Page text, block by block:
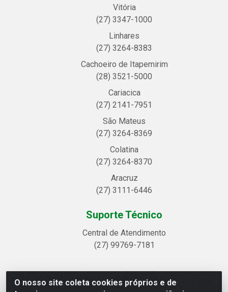
O nosso site coleta cookies próprios e de
Vitória
(27) 3347-1000
Linhares
(27) 3264-8383
Cachoeiro de Itapemirim
(28) 3521-5000
Cariacica
(27) 2141-7951
São Mateus
(27) 3264-8369
Colatina
(27) 3264-8370
Aracruz
(27) 3111-6446
Suporte Técnico
Central de Atendimento
(27) 99769-7181
Linhavix Distribuidora LTDA - Avenida Alegre, 2521 -